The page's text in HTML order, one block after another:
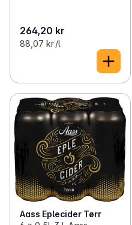
264,20 kr
88,07 kr /l
Aass Eplecider Tørr